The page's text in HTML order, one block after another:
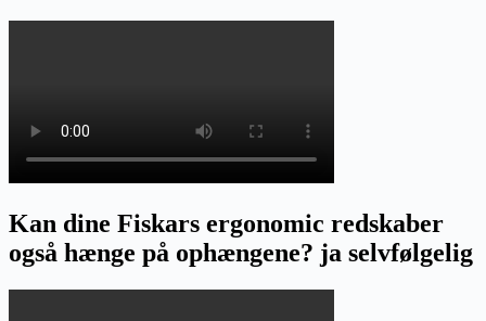
Kan dine Fiskars ergonomic redskaber
også hænge på ophængene? ja selvfølgelig